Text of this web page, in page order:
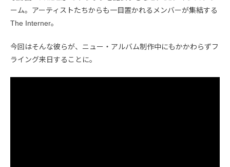
ーム。アーティストたちからも一目置かれるメンバーが集結する
The Interner。
今回はそんな彼らが、ニュー・アルバム制作中にもかかわらずフ
ライング来日することに。